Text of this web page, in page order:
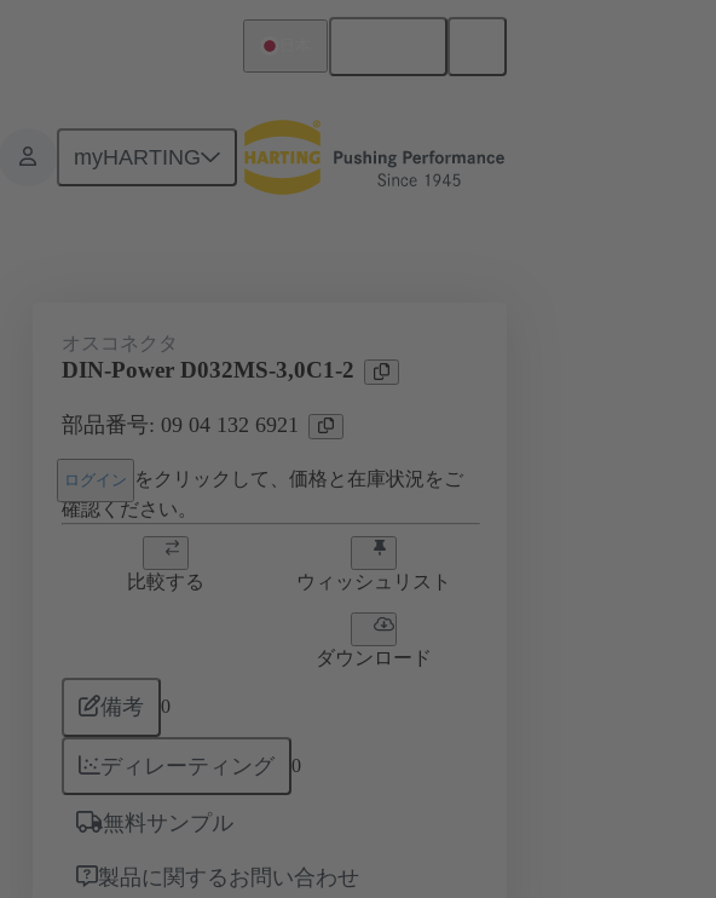
myHARTING
マザーボード ツー ドーターカード接続
オスコネクタ
DIN-Power D032MS-3,0C1-2
部品番号: 09 04 132 6921
ログイン をクリックして、価格と在庫状況をご
確認ください。
比較する ウィッシュリスト
ダウンロード
備考 0
ディレーティング 0
無料サンプル
製品に関するお問い合わせ